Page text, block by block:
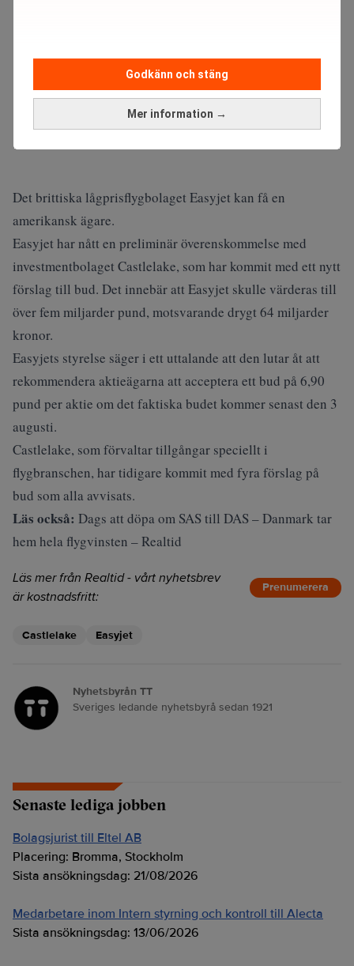
Mer information →
Godkänn och stäng
Det brittiska lågprisflygbolaget Easyjet kan få en
amerikansk ägare.
Easyjet har nått en preliminär överenskommelse med
investmentbolaget Castlelake, som har kommit med ett nytt
förslag till bud. Det innebär att Easyjet skulle värderas till
över fem miljarder pund, motsvarande drygt 64 miljarder
kronor.
Easyjets styrelse säger i ett uttalande att den lutar åt att
rekommendera aktieägarna att acceptera ett bud på 6,90
pund per aktie om det faktiska budet kommer senast den 3
augusti.
Castlelake, som förvaltar tillgångar speciellt i
flygbranschen, har tidigare kommit med fyra förslag på
bud som alla avvisats.
Läs också: Dags att döpa om SAS till DAS – Danmark tar
hem hela flygvinsten – Realtid
Läs mer från Realtid - vårt nyhetsbrev
är kostnadsfritt:
Prenumerera
Castlelake Easyjet
Nyhetsbyrån TT
Sveriges ledande nyhetsbyrå sedan 1921
Senaste lediga jobben
Bolagsjurist till Eltel AB
Placering: Bromma, Stockholm
Sista ansökningsdag: 21/08/2026
Medarbetare inom Intern styrning och kontroll till Alecta
Sista ansökningsdag: 13/06/2026